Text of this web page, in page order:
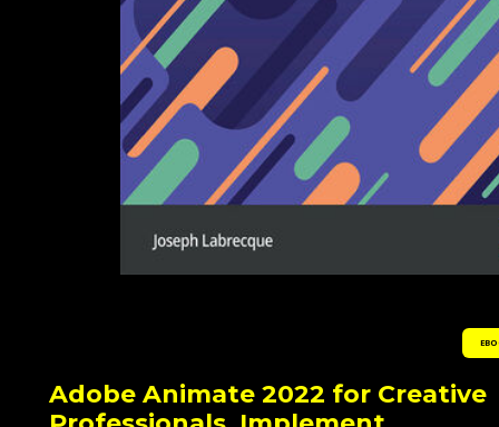
Adobe Animate 2022 for Creative